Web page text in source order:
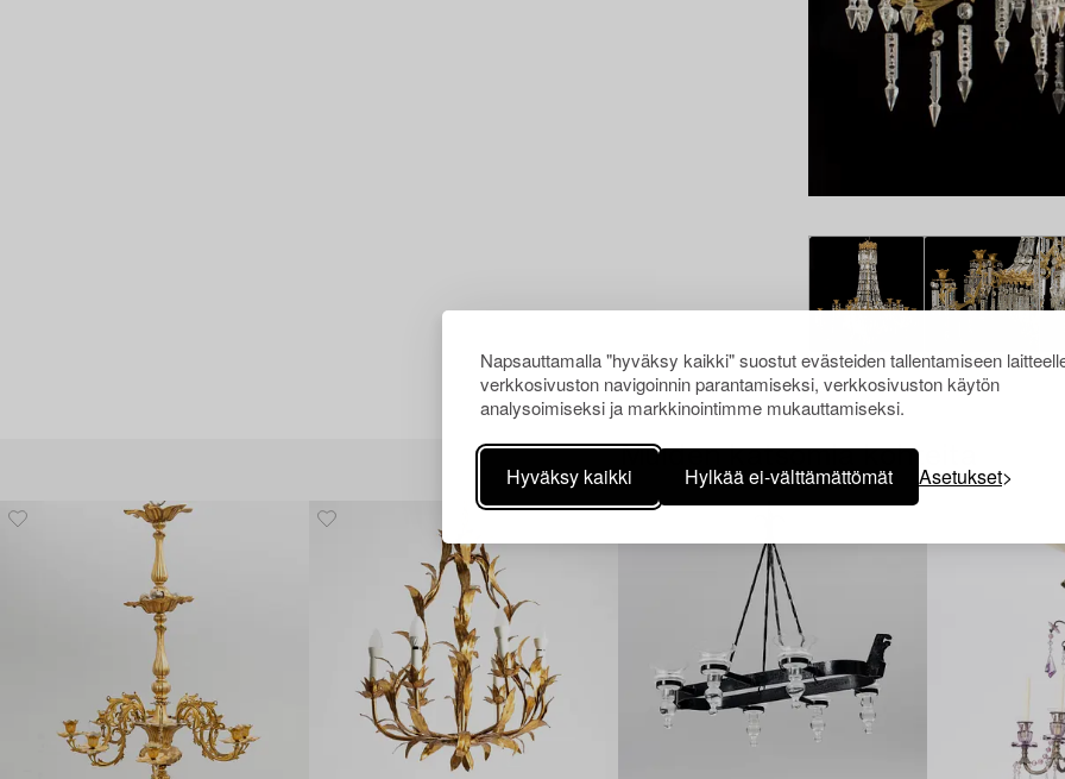
Napsauttamalla "hyväksy kaikki" suostut evästeiden tallentamiseen
verkkosivuston navigoinnin parantamiseksi, verkkosivuston käytön
analysoimiseksi ja markkinointimme mukauttamiseksi.
Hyväksy kaikki Hylkää ei-välttämättömät Asetukset
Muiden katsomia kohteita